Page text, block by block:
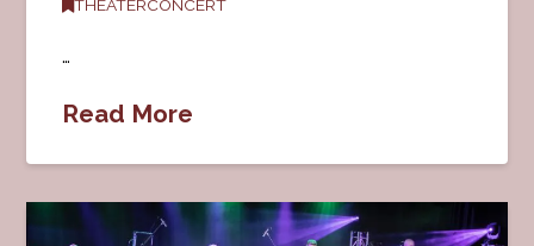
THEATERCONCERT
…
Read More